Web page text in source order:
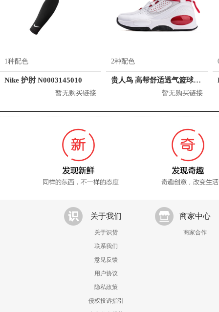
1种配色
Nike 护肘 N0003145010
暂无购买链接
2种配色
贵人鸟 高帮舒适透气篮球鞋 L04511
暂无购买链接
关于我们
关于识货
联系我们
意见反馈
用户协议
隐私政策
侵权投诉指引
商家中心
商家合作